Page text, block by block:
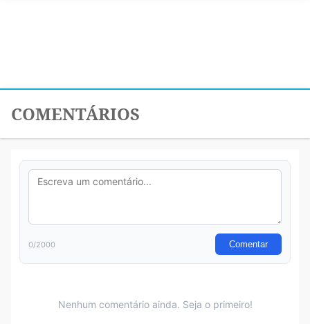
COMENTÁRIOS